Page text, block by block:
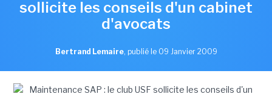
sollicite les conseils d'un cabinet
d'avocats
Bertrand Lemaire, publié le 09 Janvier 2009